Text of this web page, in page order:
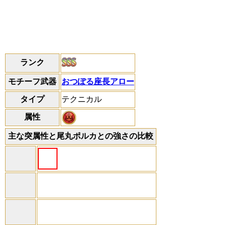
ランク
モチーフ武器 おつぽる座長アロー
タイプ テクニカル
属性
主な突属性と尾丸ポルカとの強さの比較